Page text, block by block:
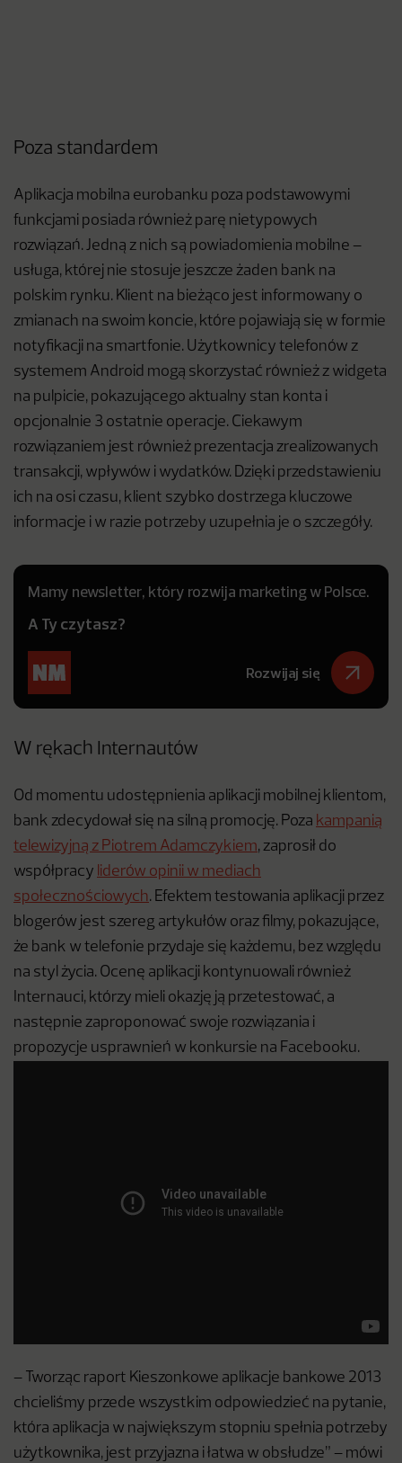
Poza standardem
Aplikacja mobilna eurobanku poza podstawowymi
funkcjami posiada również parę nietypowych
rozwiązań. Jedną z nich są powiadomienia mobilne –
usługa, której nie stosuje jeszcze żaden bank na
polskim rynku. Klient na bieżąco jest informowany o
zmianach na swoim koncie, które pojawiają się w formie
notyfikacji na smartfonie. Użytkownicy telefonów z
systemem Android mogą skorzystać również z widgeta
na pulpicie, pokazującego aktualny stan konta i
opcjonalnie 3 ostatnie operacje. Ciekawym
rozwiązaniem jest również prezentacja zrealizowanych
transakcji, wpływów i wydatków. Dzięki przedstawieniu
ich na osi czasu, klient szybko dostrzega kluczowe
informacje i w razie potrzeby uzupełnia je o szczegóły.
Mamy newsletter, który rozwija marketing w Polsce.
A Ty czytasz?
Rozwijaj się
W rękach Internautów
Od momentu udostępnienia aplikacji mobilnej klientom,
bank zdecydował się na silną promocję. Poza kampanią
telewizyjną z Piotrem Adamczykiem, zaprosił do
współpracy liderów opinii w mediach
społecznościowych. Efektem testowania aplikacji przez
blogerów jest szereg artykułów oraz filmy, pokazujące,
że bank w telefonie przydaje się każdemu, bez względu
na styl życia. Ocenę aplikacji kontynuowali również
Internauci, którzy mieli okazję ją przetestować, a
następnie zaproponować swoje rozwiązania i
propozycje usprawnień w konkursie na Facebooku.
– Tworząc raport Kieszonkowe aplikacje bankowe 2013
chcieliśmy przede wszystkim odpowiedzieć na pytanie,
która aplikacja w największym stopniu spełnia potrzeby
użytkownika, jest przyjazna i łatwa w obsłudze” – mówi